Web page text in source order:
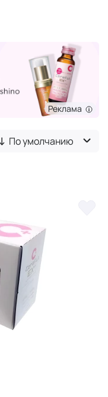
Реклама
По умолчанию